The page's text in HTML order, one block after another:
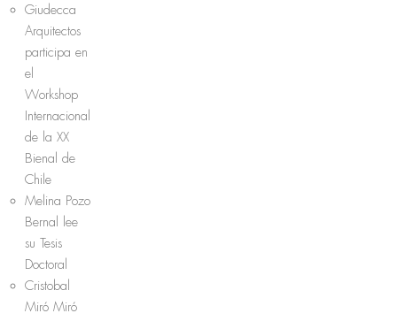
Giudecca
Arquitectos
participa en
el
Workshop
Internacional
de la XX
Bienal de
Chile
Melina Pozo
Bernal lee
su Tesis
Doctoral
Cristobal
Miró Miró